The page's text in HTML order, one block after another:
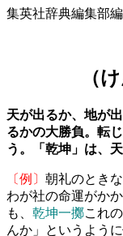
集英社辞典編集部編
（
天が出るか、地が
るかの大勝負。転
う。「乾坤」は、
〔例〕 朝礼のとき
わが社の命運がか
も、 乾坤一擲これ
んか」というよう